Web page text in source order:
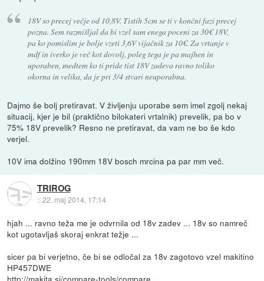
18V so precej večje od 10,8V. Tistih 5cm se ti v končni fazi precej
pozna. Sem razmišljal da bi vzel sam enega poceni za 30€ 18V,
pa ko pomislim je bolje vzeti 3,6V vijačnik za 10€. Za vrtanje v
mdf in iverko je več kot dovolj, poleg tega je pa majhen in
uporaben, medtem ko ti pride tist 18V zadeva ravno toliko
okorna in velika, da je pri 3/4 stvari neuporabna.
Dajmo še bolj pretiravat. V življenju uporabe sem imel zgolj nekaj
situacij, kjer je bil (praktično bilokateri vrtalnik) prevelik, pa bo v
75% 18V prevelik? Resno ne pretiravat, da vam ne bo še kdo
verjel.
10V ima dolžino 190mm 18V bosch mrcina pa par mm več.
TRIROG
::22. maj 2014, 17:14
hjah ... ravno teža me je odvrnila od 18v zadev ... 18v so namreč
kot ugotavljaš skoraj enkrat težje ...
sicer pa bi verjetno, če bi se odločal za 18v zagotovo vzel makitino
HP457DWE